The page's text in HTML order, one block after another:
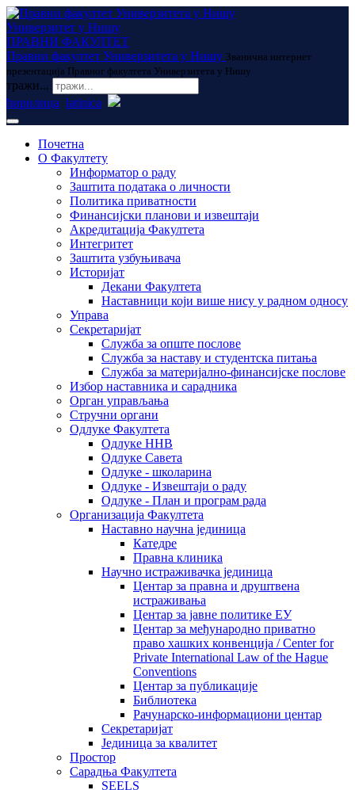
Универзитет у Нишу
ПРАВНИ ФАКУЛТЕТ
Правни факултет Универзитета у Нишу Званична интернет
презентација Правног факултета Универзитета у Нишу
тражи...
ћирилица latinica
Почетна
О Факултету
Информатор о раду
Заштита података о личности
Политика приватности
Финансијски планови и извештаји
Акредитација Факултета
Интегритет
Заштита узбуњивача
Историјат
Декани Факултета
Наставници који више нису у радном односу
Управа
Секретаријат
Служба за опште послове
Служба за наставу и студентска питања
Служба за материјално-финансијске послове
Избор наставника и сарадника
Oрган управљања
Стручни органи
Одлуке Факултета
Одлуке ННВ
Одлуке Савета
Одлуке - школарина
Одлуке - Извештаји о раду
Одлуке - План и програм рада
Организација Факултета
Наставно научна јединица
Катедре
Правна клиника
Научно истраживачка јединица
Центар за правна и друштвена
истраживања
Центар за јавне политике ЕУ
Центар за међународно приватно
право хашких конвенција / Center for
Private International Law of the Hague
Conventions
Центар за публикације
Библиотека
Рачунарско-информациони центар
Секретаријат
Јединица за квалитет
Простор
Сарадња Факултета
SEELS